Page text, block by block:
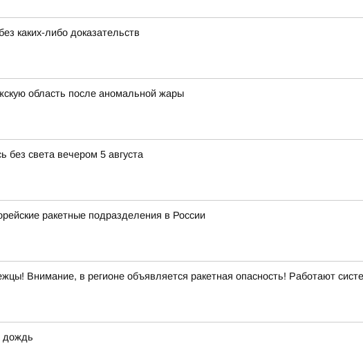
каких-либо доказательств
область после аномальной жары
света вечером 5 августа
ракетные подразделения в России
Внимание, в регионе объявляется ракетная опасность! Работают
дождь